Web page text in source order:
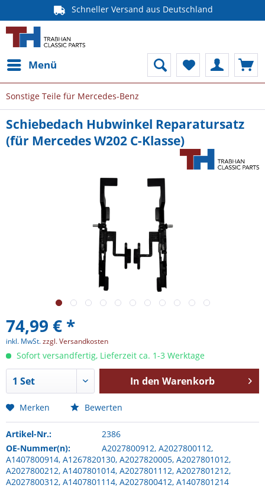
Schneller Versand aus Deutschland
Menü
Sonstige Teile für Mercedes-Benz
Schiebedach Hubwinkel Reparatursatz
(für Mercedes W202 C-Klasse)
74,99 € *
inkl. MwSt.zzgl. Versandkosten
Sofort versandfertig, Lieferzeit ca. 1-3 Werktage
In den Warenkorb
Merken Bewerten
Artikel-Nr.:
2386
OE-Nummer(n):
A2027800912, A2027800112,
A1407800914, A1267820130, A2027820005, A2027801012,
A2027800212, A1407801014, A2027801112, A2027801212,
A2027800312, A1407801114, A2027800412, A1407801214